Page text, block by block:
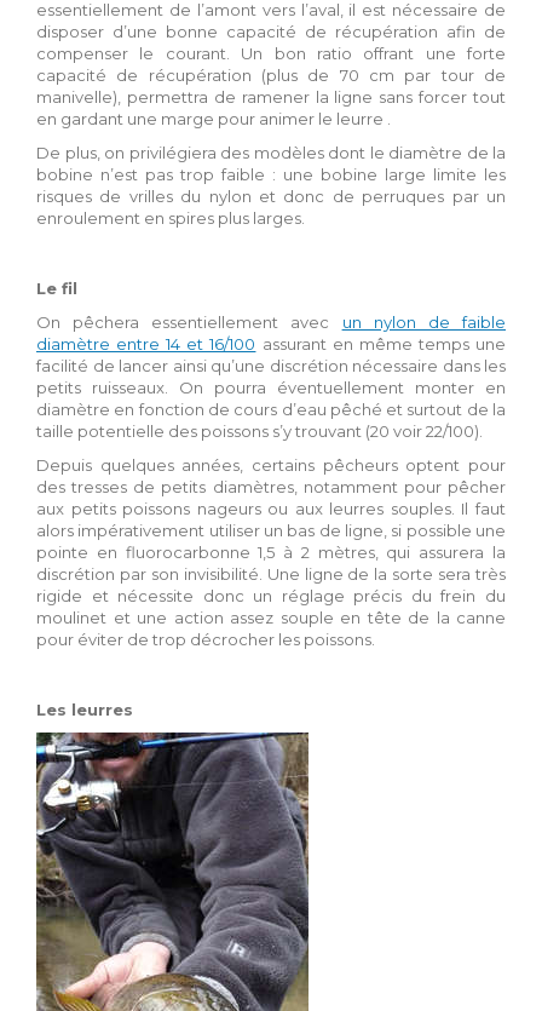
essentiellement de l’amont vers l’aval, il est nécessaire de
disposer d’une bonne capacité de récupération afin de
compenser le courant. Un bon ratio offrant une forte
capacité de récupération (plus de 70 cm par tour de
manivelle), permettra de ramener la ligne sans forcer tout
en gardant une marge pour animer le leurre .
De plus, on privilégiera des modèles dont le diamètre de la
bobine n’est pas trop faible : une bobine large limite les
risques de vrilles du nylon et donc de perruques par un
enroulement en spires plus larges.
Le fil
On pêchera essentiellement avec un nylon de faible
diamètre entre 14 et 16/100 assurant en même temps une
facilité de lancer ainsi qu’une discrétion nécessaire dans les
petits ruisseaux. On pourra éventuellement monter en
diamètre en fonction de cours d’eau pêché et surtout de la
taille potentielle des poissons s’y trouvant (20 voir 22/100).
Depuis quelques années, certains pêcheurs optent pour
des tresses de petits diamètres, notamment pour pêcher
aux petits poissons nageurs ou aux leurres souples. Il faut
alors impérativement utiliser un bas de ligne, si possible une
pointe en fluorocarbonne 1,5 à 2 mètres, qui assurera la
discrétion par son invisibilité. Une ligne de la sorte sera très
rigide et nécessite donc un réglage précis du frein du
moulinet et une action assez souple en tête de la canne
pour éviter de trop décrocher les poissons.
Les leurres